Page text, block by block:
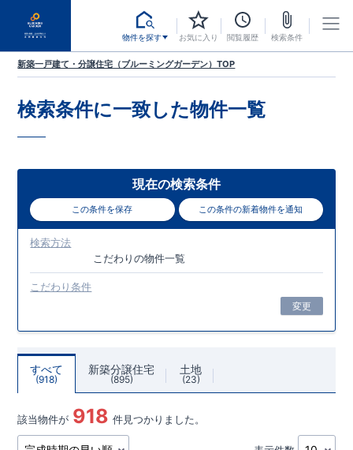
物件を探す お気に入り 閲覧履歴 検索条件
新築一戸建て・分譲住宅（ブルーミングガーデン）TOP
検索条件に一致した物件一覧
現在の検索条件
この条件を保存 この条件の新着物件を通知
検索方法
こだわりの物件一覧
こだわり条件
変更
すべて
918
新築分譲住宅
895
土地
23
該当物件が 918 件見つかりました。